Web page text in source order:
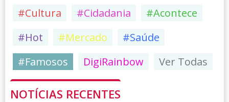
#Cultura #Cidadania
#Acontece
#Hot
#Mercado
#Saúde
#Famosos
DigiRainbow Ver Todas
NOTÍCIAS RECENTES